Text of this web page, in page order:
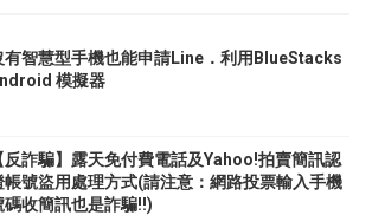
有智慧型手機也能申請Line．利用BlueStacks
模擬器
反詐騙】露天免付費電話及Yahoo!拍賣簡訊認
帳號盜用處理方式(請注意：網路投票輸入手機
碼收簡訊也是詐騙!!)